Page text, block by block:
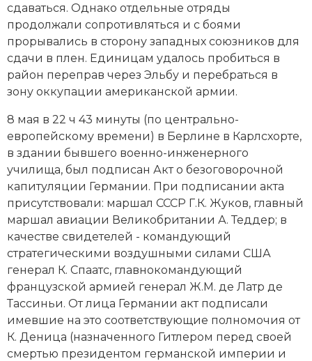
сдаваться. Однако отдельные отряды
продолжали сопротивляться и с боями
прорывались в сторону западных союзников для
сдачи в плен. Единицам удалось пробиться в
район переправ через Эльбу и перебраться в
зону оккупации американской армии.
8 мая в 22 ч 43 минуты (по центрально-
европейскому времени) в Берлине в Карлсхорте,
в здании бывшего военно-инженерного
училища, был подписан Акт о безоговорочной
капитуляции Германии. При подписании акта
присутствовали: маршал СССР Г.К. Жуков, главный
маршал авиации Великобритании А. Теддер; в
качестве свидетелей - командующий
стратегическими воздушными силами США
генерал К. Спаатс, главнокомандующий
французской армией генерал Ж.М. де Латр де
Тассиньи. От лица Германии акт подписали
имевшие на это соответствующие полномочия от
К. Деница (назначенного Гитлером перед своей
смертью президентом германской империи и